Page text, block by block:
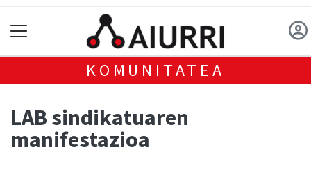
KOMUNITATEA
LAB sindikatuaren
manifestazioa